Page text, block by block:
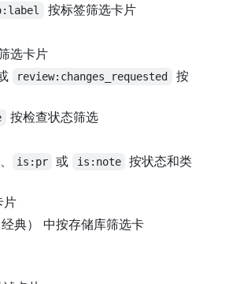
按标签筛选卡片
选卡片
review:changes_requested
按
按检查状态筛选
、 is:pr 或 is:note
按状态和类
片
典） 中按存储库筛选卡